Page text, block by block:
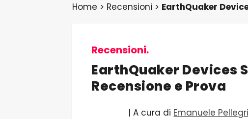
Home > Recensioni > EarthQuaker
Recensioni.
EarthQuaker Devices
Recensione e Prova
| A cura di Emanuele